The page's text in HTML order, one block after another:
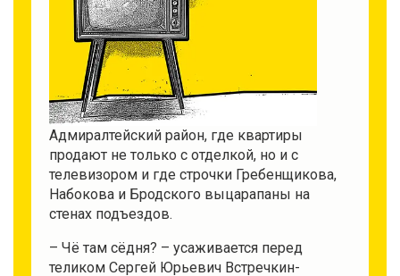
Адмиралтейский район, где квартиры
продают не только с отделкой, но и с
телевизором и где строчки Гребенщикова,
Набокова и Бродского выцарапаны на
стенах подъездов.
– Чё там сёдня? – усаживается перед
теликом Сергей Юрьевич Встречкин-